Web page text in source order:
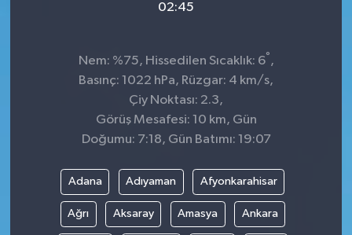
02:45
Nem: %75, Hissedilen Sıcaklık: 6° ,
Basınç: 1022 hPa, Rüzgar: 4 km/s,
Çiy Noktası: 2.3,
Görüş Mesafesi: 10 km, Gün
Doğumu: 7:18, Gün Batımı: 19:07
Adana Adıyaman Afyonkarahisar
Ağrı Aksaray Amasya Ankara